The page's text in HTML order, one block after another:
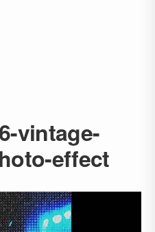
vintage-
effect